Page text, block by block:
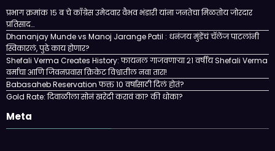
प्रभाग क्रमांक १५ ब चे काँग्रेस उमेदवार वैभव भंडारी यांना जनतेचा मिळतोय जोरदार
प्रतिसाद…
Dhananjay Munde vs Manoj Jarange Patil : धनंजय मुंडेंचं चॅलेंज पाटलांनी
स्विकारलं, पुढे काय होणार?
Shefali Verma Creates History: फायनल गाजवणाऱ्या २१ वर्षीय Shefali Verma
वर्माचा आणि जिवनप्रवास क्रिकेट विश्वातील नवा तारा!
Babasaheb Reservation फक्त 10 वर्षासाठी दिलं होतं?
Gold Rate: दिवाळीला सोनं खरेदी करावं का? की धोका?
Meta